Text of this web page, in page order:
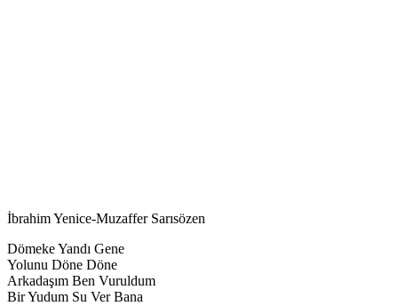
İbrahim Yenice-Muzaffer Sarısözen
Dömeke Yandı Gene
Yolunu Döne Döne
Arkadaşım Ben Vuruldum
Bir Yudum Su Ver Bana